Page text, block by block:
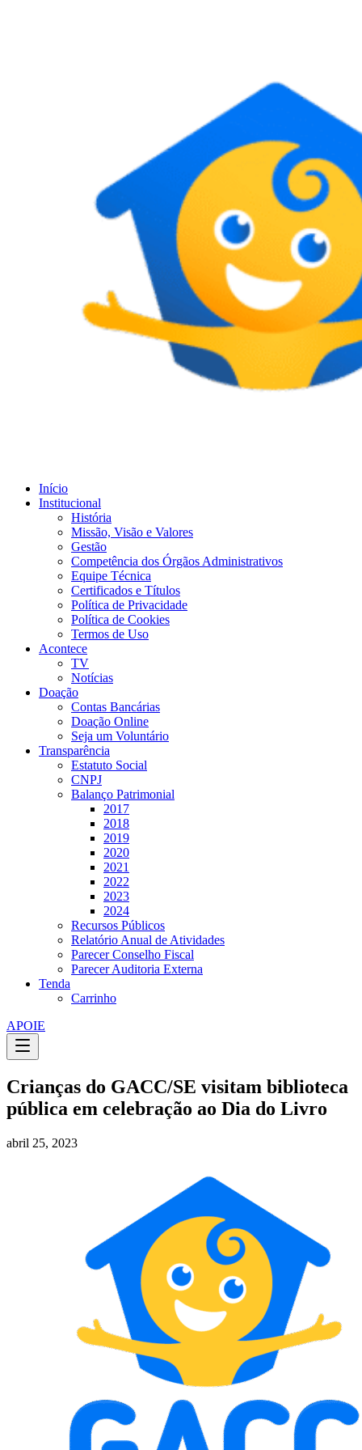
Início
Institucional
História
Missão, Visão e Valores
Gestão
Competência dos Órgãos Administrativos
Equipe Técnica
Certificados e Títulos
Política de Privacidade
Política de Cookies
Termos de Uso
Acontece
TV
Notícias
Doação
Contas Bancárias
Doação Online
Seja um Voluntário
Transparência
Estatuto Social
CNPJ
Balanço Patrimonial
2017
2018
2019
2020
2021
2022
2023
2024
Recursos Públicos
Relatório Anual de Atividades
Parecer Conselho Fiscal
Parecer Auditoria Externa
Tenda
Carrinho
APOIE
Crianças do GACC/SE visitam biblioteca
pública em celebração ao Dia do Livro
abril 25, 2023